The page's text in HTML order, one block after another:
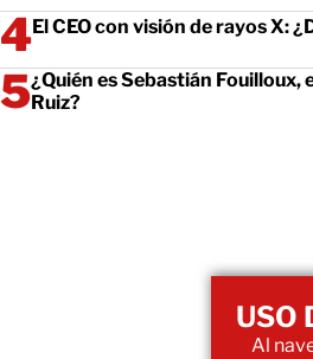
El CEO con visión de rayos X:
¿Quién es Sebastián Fouilloux,
Ruiz?
USO
Al